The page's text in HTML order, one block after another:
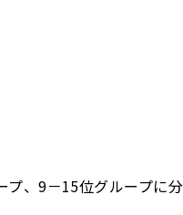
、9－15位グループに